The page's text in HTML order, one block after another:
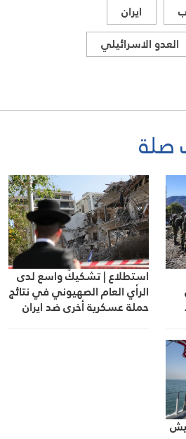
ايران
العدو الاسرائيلي
صلة
استطلاع | تشكيكٌ واسع لدى
الرأي العام الصهيوني في نتائج
حملة عسكرية أخرى ضد ايران